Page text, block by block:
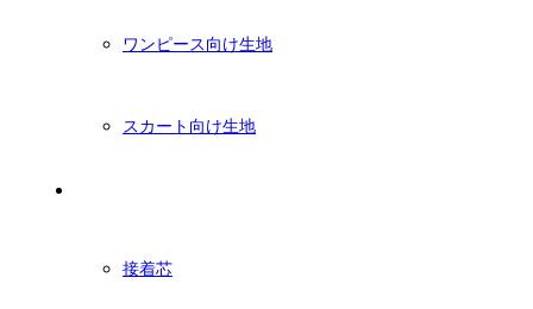
ワンピース向け生地
スカート向け生地
接着芯